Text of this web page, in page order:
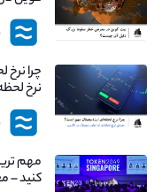
چیست؟
چرا
نرخ
کنید –